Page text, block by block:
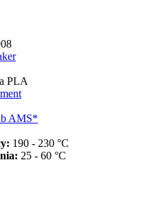
PLA
AMS*
190 - 230 °C
25 - 60 °C